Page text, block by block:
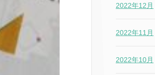
2022年12月
2022年11月
2022年10月